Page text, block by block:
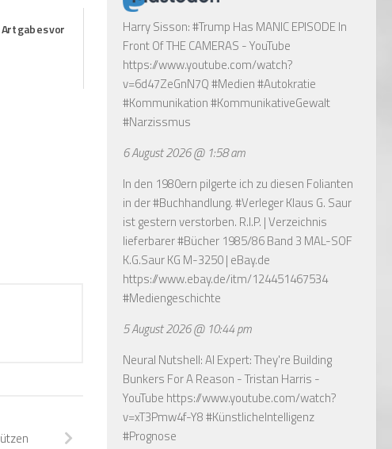
gab es vor
Harry Sisson: #Trump Has MANIC EPISODE In
Front Of THE CAMERAS - YouTube
https://www.youtube.com/watch?
v=6d47ZeGnN7Q#Medien #Autokratie
#Kommunikation #KommunikativeGewalt
#Narzissmus
6 August 2026 @ 1:58 am
In den 1980ern pilgerte ich zu diesen Folianten
in der #Buchhandlung. #Verleger Klaus G. Saur
ist gestern verstorben. R.I.P. | Verzeichnis
lieferbarer #Bücher 1985/86 Band 3 MAL-SOF
K.G.Saur KG M-3250 | eBay.de
https://www.ebay.de/itm/124451467534
#Mediengeschichte
5 August 2026 @ 10:44 pm
Neural Nutshell: AI Expert: They're Building
Bunkers For A Reason - Tristan Harris -
YouTube https://www.youtube.com/watch?
v=xT3Pmw4f-Y8#KünstlicheIntelligenz
#Prognose